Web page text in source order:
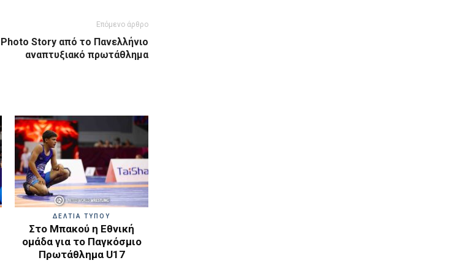
Επόμενο άρθρο
Photo Story από το Πανελλήνιο
αναπτυξιακό πρωτάθλημα
ΔΕΛΤΙΑ ΤΥΠΟΥ
Στο Μπακού η Εθνική
ομάδα για το Παγκόσμιο
Πρωτάθλημα U17